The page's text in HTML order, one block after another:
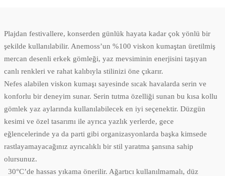
Plajdan festivallere, konserden günlük hayata kadar çok yönlü bir
şekilde kullanılabilir. Anemoss’un %100 viskon kumaştan üretilmiş
mercan desenli erkek gömleği, yaz mevsiminin enerjisini taşıyan
canlı renkleri ve rahat kalıbıyla stilinizi öne çıkarır.
Nefes alabilen viskon kumaşı sayesinde sıcak havalarda serin ve
konforlu bir deneyim sunar. Serin tutma özelliği sunan bu kısa kollu
gömlek yaz aylarında kullanılabilecek en iyi seçenektir. Düzgün
kesimi ve özel tasarımı ile ayrıca yazlık yerlerde, gece
eğlencelerinde ya da parti gibi organizasyonlarda başka kimsede
rastlayamayacağınız ayrıcalıklı bir stil yaratma şansına sahip
olursunuz.
30°C’de hassas yıkama önerilir. Ağartıcı kullanılmamalı, düz